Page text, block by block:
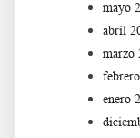
mayo
abril
marzo
enero